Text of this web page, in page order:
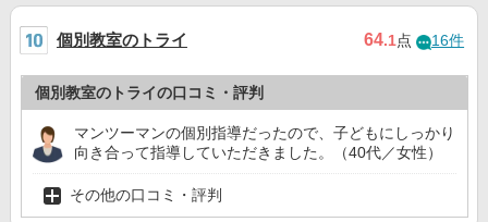
個別教室のトライ 64.1点 16件
個別教室のトライの口コミ・評判
マンツーマンの個別指導だったので、子どもにしっかり
向き合って指導していただきました。（40代／女性）
その他の口コミ・評判